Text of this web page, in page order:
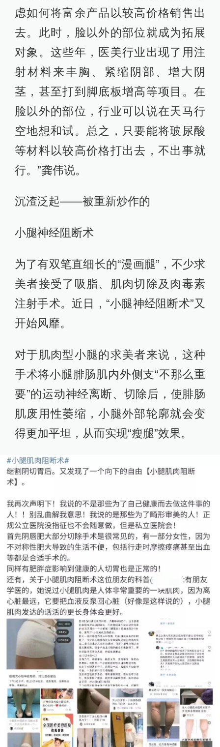
虑如何将富余产品以较高价格销售出
去。此时，脸以外的部位就成为拓展
对象。这些年，医美行业出现了用注
射材料来丰胸、紧缩阴部、增大阴
茎，甚至打到脚底板增高等项目。在
脸以外的部位，行业可以说在天马行
空地想和试。总之，只要能将玻尿酸
等材料以较高价格打出去，不出事就
行。”龚伟说。
沉渣泛起——被重新炒作的
小腿神经阻断术
为了有双笔直细长的“漫画腿”，不少求
美者接受了吸脂、肌肉切除及肉毒素
注射手术。近日，“小腿神经阻断术”又
开始风靡。
对于肌肉型小腿的求美者来说，这种
手术将小腿腓肠肌内外侧支“不那么重
要”的运动神经离断、切除后，使腓肠
肌废用性萎缩，小腿外部轮廓就会变
得更加平坦，从而实现“瘦腿”效果。